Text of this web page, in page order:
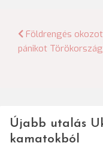
Bejegyzés
navigáció
Földrengés
pánikot
Újabb utalás
kamatokból